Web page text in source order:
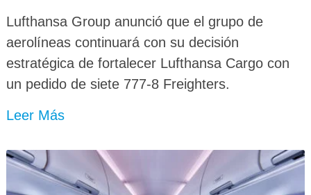
Lufthansa Group anunció que el grupo de
aerolíneas continuará con su decisión
estratégica de fortalecer Lufthansa Cargo con
un pedido de siete 777-8 Freighters.
Leer Más